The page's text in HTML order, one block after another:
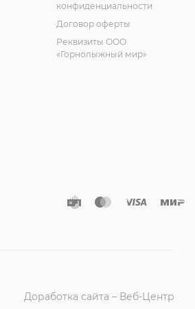
конфиденциальности
Договор оферты
Реквизиты ООО
«Горнолыжный мир»
Доработка сайта – Веб-Центр